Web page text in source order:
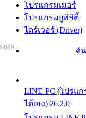
โปรแกรมเมอร์
โปรแกรมยูทิลิตี้
ไดร์เวอร์ (Driver)
ค้
LINE PC (โปรแ
ได้เอง) 26.2.0